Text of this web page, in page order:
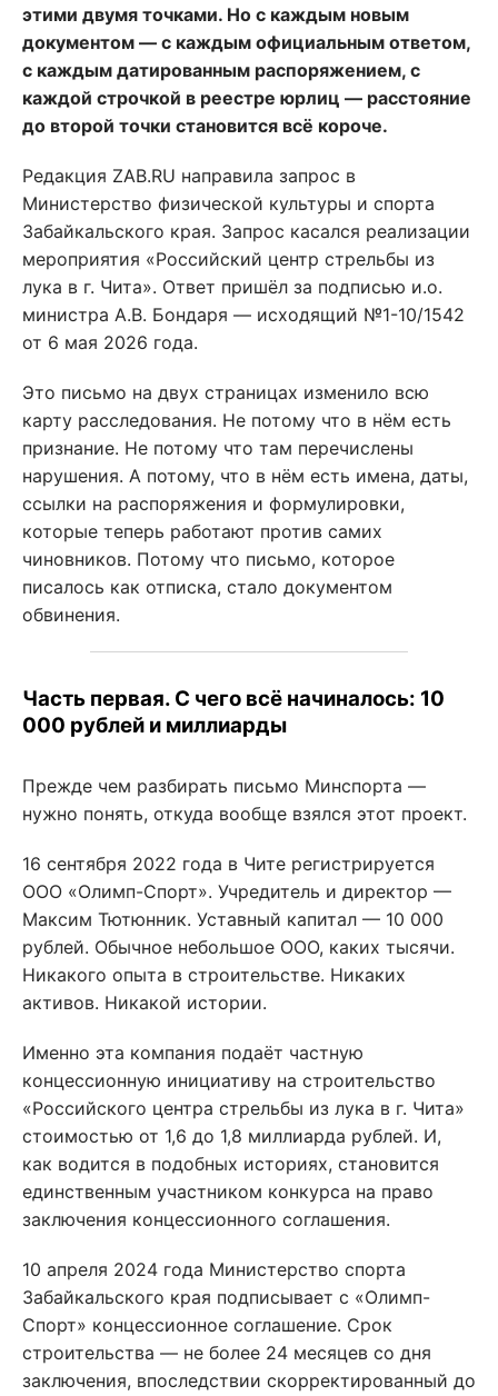
этими двумя точками. Но с каждым новым
документом — с каждым официальным ответом,
с каждым датированным распоряжением, с
каждой строчкой в реестре юрлиц — расстояние
до второй точки становится всё короче.
Редакция ZAB.RU направила запрос в
Министерство физической культуры и спорта
Забайкальского края. Запрос касался реализации
мероприятия «Российский центр стрельбы из
лука в г. Чита». Ответ пришёл за подписью и.о.
министра А.В. Бондаря — исходящий №1-10/1542
от 6 мая 2026 года.
Это письмо на двух страницах изменило всю
карту расследования. Не потому что в нём есть
признание. Не потому что там перечислены
нарушения. А потому, что в нём есть имена, даты,
ссылки на распоряжения и формулировки,
которые теперь работают против самих
чиновников. Потому что письмо, которое
писалось как отписка, стало документом
обвинения.
Часть первая. С чего всё начиналось: 10
000 рублей и миллиарды
Прежде чем разбирать письмо Минспорта —
нужно понять, откуда вообще взялся этот проект.
16 сентября 2022 года в Чите регистрируется
ООО «Олимп-Спорт». Учредитель и директор —
Максим Тютюнник. Уставный капитал — 10 000
рублей. Обычное небольшое ООО, каких тысячи.
Никакого опыта в строительстве. Никаких
активов. Никакой истории.
Именно эта компания подаёт частную
концессионную инициативу на строительство
«Российского центра стрельбы из лука в г. Чита»
стоимостью от 1,6 до 1,8 миллиарда рублей. И,
как водится в подобных историях, становится
единственным участником конкурса на право
заключения концессионного соглашения.
10 апреля 2024 года Министерство спорта
Забайкальского края подписывает с «Олимп-
Спорт» концессионное соглашение. Срок
строительства — не более 24 месяцев со дня
заключения, впоследствии скорректированный до